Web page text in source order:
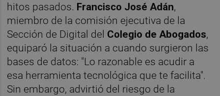
hitos pasados. Francisco José Adán,
miembro de la comisión ejecutiva de la
Sección de Digital del Colegio de Abogados,
equiparó la situación a cuando surgieron las
bases de datos: "Lo razonable es acudir a
esa herramienta tecnológica que te facilita".
Sin embargo, advirtió del riesgo de la